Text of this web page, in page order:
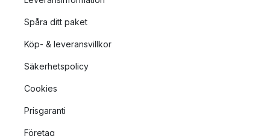
Spåra ditt paket
Köp- & leveransvillkor
Säkerhetspolicy
Cookies
Prisgaranti
Företag